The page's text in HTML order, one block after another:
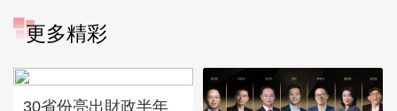
更多精彩
30省份亮出財政半年